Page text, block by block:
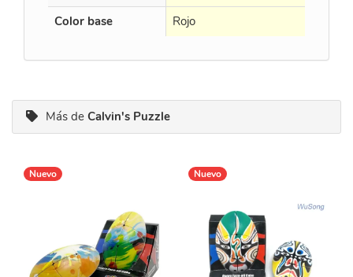
Color base
Rojo
Más de Calvin's Puzzle
Nuevo Nuevo